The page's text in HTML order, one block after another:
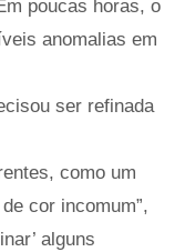
poucas horas, o
anomalias em
ser refinada
como um
cor incomum”,
alguns